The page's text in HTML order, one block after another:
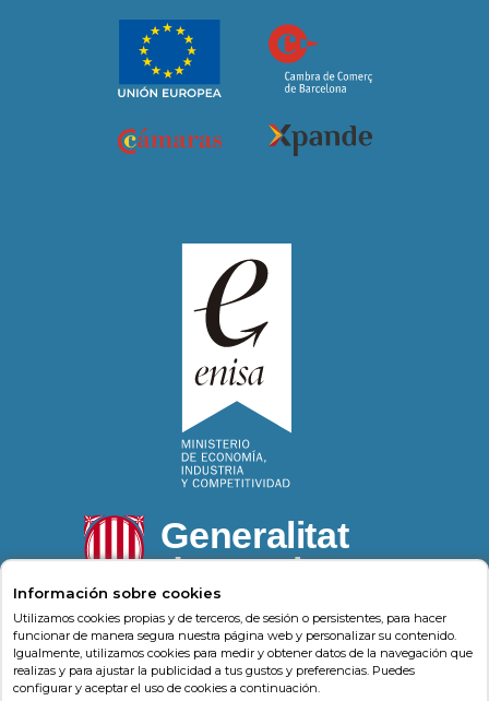
Psonríe Carrer de la Llacuna 162 08018, Barcelona
(Barcelona)-Psonrie.com
Información sobre cookies
Utilizamos cookies propias y de terceros, de sesión o persistentes, para hacer
funcionar de manera segura nuestra página web y personalizar su contenido.
Igualmente, utilizamos cookies para medir y obtener datos de la navegación que
realizas y para ajustar la publicidad a tus gustos y preferencias. Puedes
configurar y aceptar el uso de cookies a continuación.